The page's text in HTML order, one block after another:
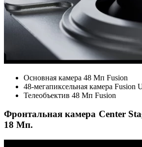
Основная камера 48 Мп Fusion
48-мегапиксельная камера Fusion
Телеобъектив 48 Мп Fusion
Фронтальная камера Center
18 Мп.